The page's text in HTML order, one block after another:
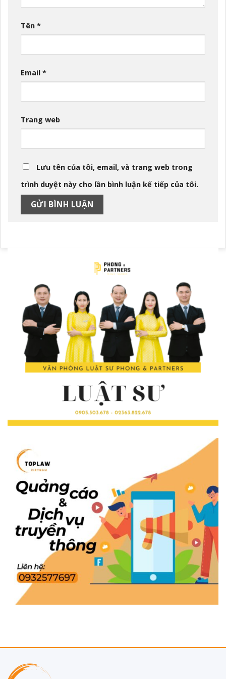
Tên *
Email *
Trang web
Lưu tên của tôi, email, và trang web trong
trình duyệt này cho lần bình luận kế tiếp của tôi.